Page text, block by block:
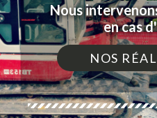
Nous
en cas
NOS